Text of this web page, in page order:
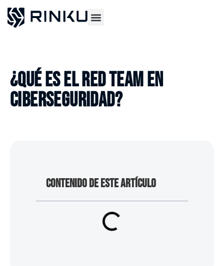
¿QUÉ ES EL RED TEAM EN
CIBERSEGURIDAD?
CONTENIDO DE ESTE ARTÍCULO